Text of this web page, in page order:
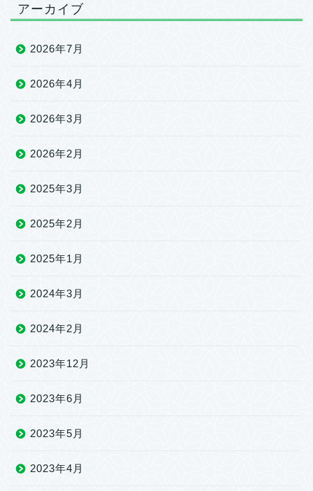
アーカイブ
2026年7月
2026年4月
2026年3月
2026年2月
2025年3月
2025年2月
2025年1月
2024年3月
2024年2月
2023年12月
2023年6月
2023年5月
2023年4月